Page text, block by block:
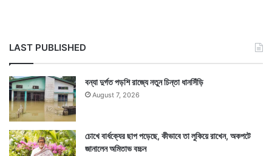
এই যোগে যেকোনও শুভকাজে বেরলে সাধারণভাবে শুভ ফললাভ হয়ে
থাকে। যেমন চাকরির পরীক্ষা, কোথাও যাত্রা, কোনও শুভকাজে
যাওয়া, পরীক্ষা, বাড়ি কেনাবেচা ইত্যাদি যেকোনও এই কাজ
LAST PUBLISHED
বন্যা দুর্গত পড়শি রাজ্যে নতুন চিন্তা ধানসিঁড়ি
August 7, 2026
চোখে বার্ধক্যের ছাপ পড়েছে, কীভাবে তা লুকিয়ে রাখেন, অকপটে
জানালেন অমিতাভ বচ্চন